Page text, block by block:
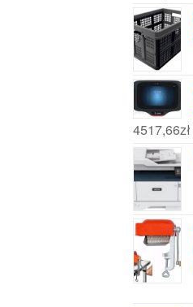
4517,66zł